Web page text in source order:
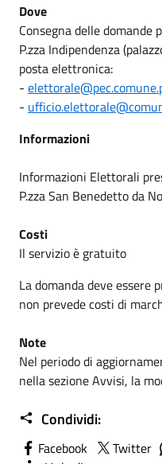
Dove
Consegna delle domande
P.zza Indipendenza
posta elettronica:
-
-
Informazioni
Informazioni Elettorali
P.zza San Benedetto da
Costi
Il servizio è gratuito
La domanda deve essere
non prevede costi di
Note
Nel periodo di
nella sezione Avvisi, la
Condividi:
Facebook Twitter